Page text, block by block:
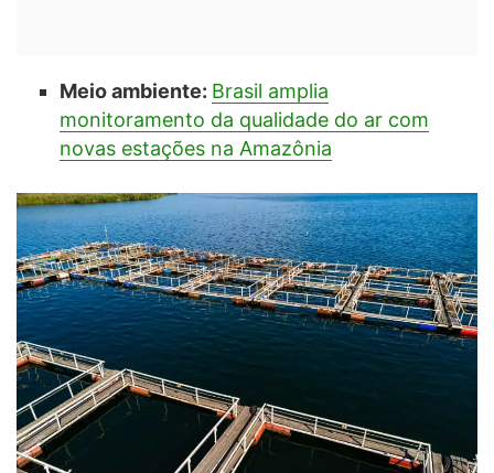
Meio ambiente: Brasil amplia
monitoramento da qualidade do ar com
novas estações na Amazônia